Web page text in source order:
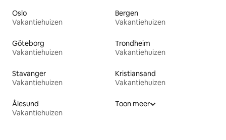
Oslo
Vakantiehuizen
Bergen
Vakantiehuizen
Göteborg
Vakantiehuizen
Trondheim
Vakantiehuizen
Stavanger
Vakantiehuizen
Kristiansand
Vakantiehuizen
Ålesund
Vakantiehuizen
Toon meer